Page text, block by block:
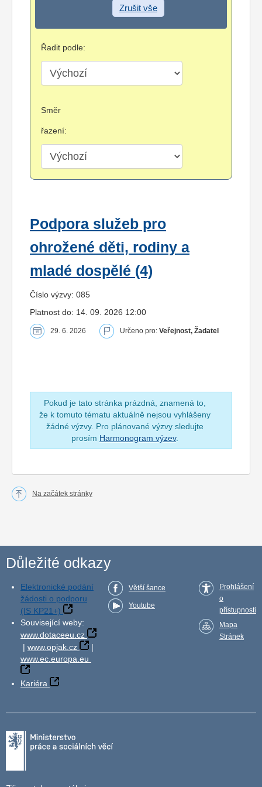
Zrušit vše
Řadit podle:
Směr
řazení:
Podpora služeb pro
ohrožené děti, rodiny a
mladé dospělé (4)
Číslo výzvy: 085
Platnost do: 14. 09. 2026 12:00
29. 6. 2026 Určeno pro: Veřejnost, Žadatel
Pokud je tato stránka prázdná, znamená to,
že k tomuto tématu aktuálně nejsou vyhlášeny
žádné výzvy. Pro plánované výzvy sledujte
prosím Harmonogram výzev.
Na začátek stránky
Důležité odkazy
Elektronické podání
žádosti o podporu
(IS KP21+)
Související weby:
www.dotaceeu.cz
| www.opjak.cz
|
www.ec.europa.eu
Kariéra
Větší šance
Youtube
Prohlášení
o
přístupnosti
Mapa
Stránek